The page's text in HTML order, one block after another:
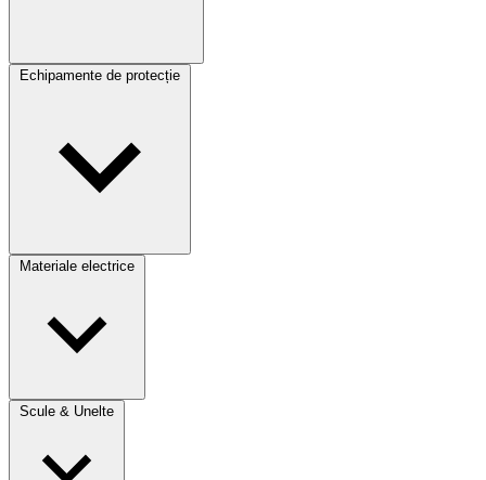
Echipamente de protecție
Materiale electrice
Scule & Unelte